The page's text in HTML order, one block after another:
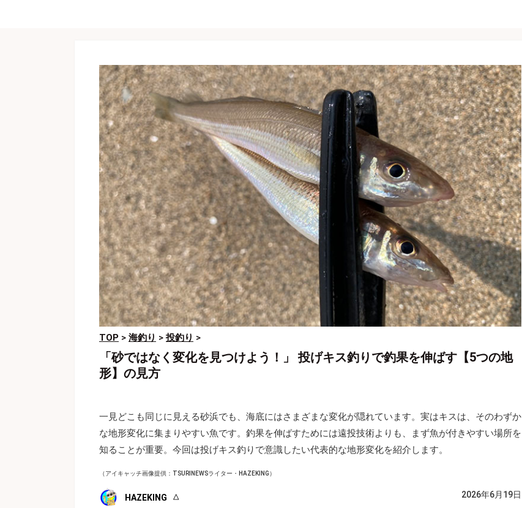
TOP > 海釣り > 投釣り >
「砂ではなく変化を見つけよう！」 投げキス釣りで釣果を伸ばす【5つの地
形】の見方
一見どこも同じに見える砂浜でも、海底にはさまざまな変化が隠れています。実はキスは、そのわずか
な地形変化に集まりやすい魚です。釣果を伸ばすためには遠投技術よりも、まず魚が付きやすい場所を
知ることが重要。今回は投げキス釣りで意識したい代表的な地形変化を紹介します。
（アイキャッチ画像提供：TSURINEWSライター・HAZEKING）
HAZEKING 2026年6月19日